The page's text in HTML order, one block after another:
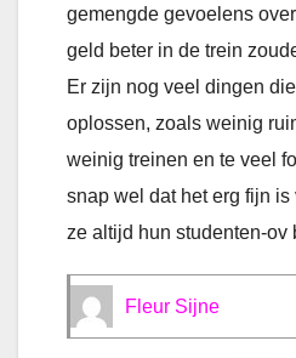
gemengde gevoelens
geld beter in de trein
Er zijn nog veel dingen
oplossen, zoals weinig
weinig treinen en te veel
snap wel dat het erg fijn
ze altijd hun studenten-ov
Fleur Sijne